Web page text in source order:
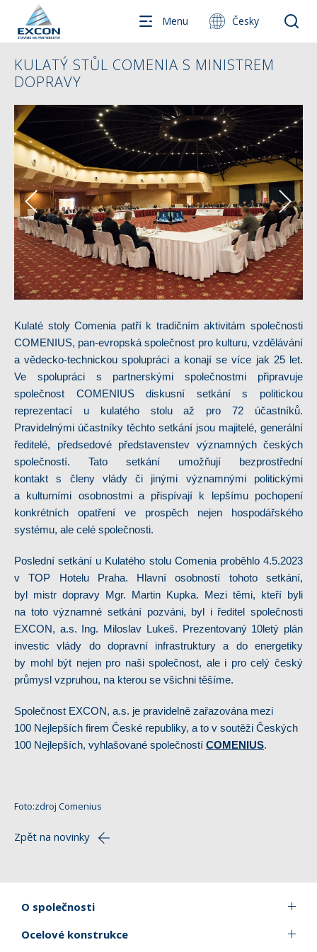
Menu Česky
KULATÝ STŮL COMENIA S MINISTREM
DOPRAVY
Kulaté stoly Comenia patří k tradičním aktivitám společnosti
COMENIUS, pan-evropská společnost pro kulturu, vzdělávání
a vědecko-technickou spolupráci a konají se více jak 25 let.
Ve spolupráci s partnerskými společnostmi připravuje
společnost COMENIUS diskusní setkání s politickou
reprezentací u kulatého stolu až pro 72 účastníků.
Pravidelnými účastníky těchto setkání jsou majitelé, generální
ředitelé, předsedové představenstev významných českých
společností. Tato setkání umožňují bezprostřední
kontakt s členy vlády či jinými významnými politickými
a kulturními osobnostmi a přispívají k lepšímu pochopení
konkrétních opatření ve prospěch nejen hospodářského
systému, ale celé společnosti.
Poslední setkání u Kulatého stolu Comenia proběhlo 4.5.2023
v TOP Hotelu Praha. Hlavní osobností tohoto setkání,
byl mistr dopravy Mgr. Martin Kupka. Mezi těmi, kteří byli
na toto významné setkání pozváni, byl i ředitel společnosti
EXCON, a.s. Ing. Miloslav Lukeš. Prezentovaný 10letý plán
investic vlády do dopravní infrastruktury a do energetiky
by mohl být nejen pro naši společnost, ale i pro celý český
průmysl vzpruhou, na kterou se všichni těšíme.
Společnost EXCON, a.s. je pravidelně zařazována mezi
100 Nejlepších firem České republiky, a to v soutěži Českých
100 Nejlepších, vyhlašované společností COMENIUS.
Foto:zdroj Comenius
Zpět na novinky
O společnosti
Ocelové konstrukce